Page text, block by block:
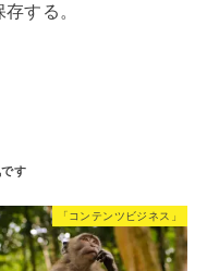
する。
「コンテンツビジネス」